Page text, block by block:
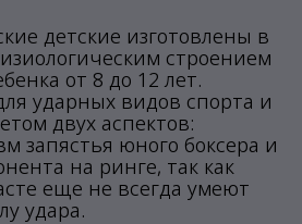
детские изготовлены в
строением
от 8 до 12 лет.
ударных видов спорта и
двух аспектов:
запястья юного боксера и
на ринге, так как
еще не всегда умеют
удара.